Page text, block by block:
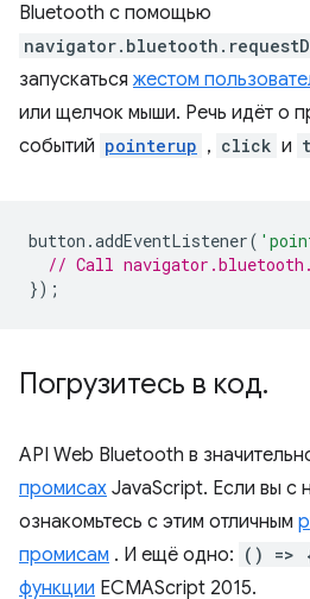
Bluetooth с помощью
запускаться жестом
или щелчок мыши. Речь идёт о
событий pointerup , click и
button .addEventListener(
// Call
});
Погрузитесь в код.
API Web Bluetooth в
промисах JavaScript. Если вы с
ознакомьтесь с этим отличным
промисам . И ещё одно: () =>
функции ECMAScript 2015.